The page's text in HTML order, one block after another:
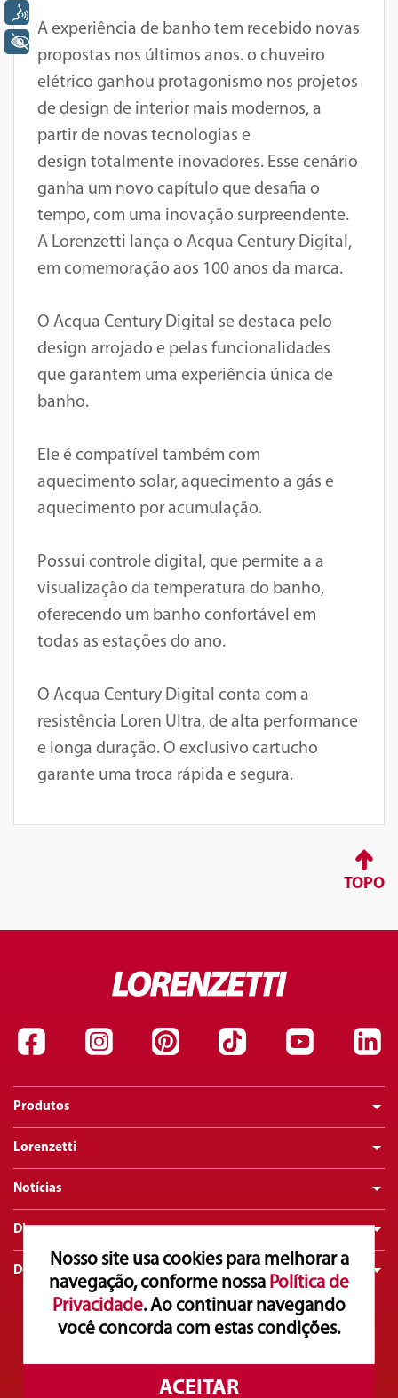
Nosso site usa cookies para melhorar a
navegação, conforme nossa Política de
Privacidade. Ao continuar navegando
você concorda com estas condições.
A experiência de banho tem recebido novas
propostas nos últimos anos. o chuveiro
elétrico ganhou protagonismo nos projetos
de design de interior mais modernos, a
partir de novas tecnologias e
design totalmente inovadores. Esse cenário
ganha um novo capítulo que desafia o
tempo, com uma inovação surpreendente.
A Lorenzetti lança o Acqua Century Digital,
em comemoração aos 100 anos da marca.
O Acqua Century Digital se destaca pelo
design arrojado e pelas funcionalidades
que garantem uma experiência única de
banho.
Ele é compatível também com
aquecimento solar, aquecimento a gás e
aquecimento por acumulação.
Possui controle digital, que permite a a
visualização da temperatura do banho,
oferecendo um banho confortável em
todas as estações do ano.
O Acqua Century Digital conta com a
resistência Loren Ultra, de alta performance
e longa duração. O exclusivo cartucho
garante uma troca rápida e segura.
TOPO
Produtos
Lorenzetti
Notícias
Dicas
Downloads
Atendimento ao Consumidor
Copyright© 2025. Lorenzetti S.A. Todos os direitos reservados
+ Acessibilidade